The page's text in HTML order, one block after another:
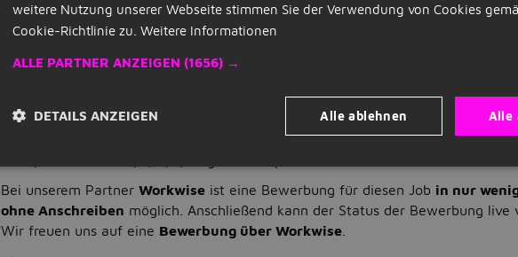
Dauer der Tätigkeit (ca. 20 Std./Woche).
Du bringst eine hohe Schlagzahl und Konstanz mit - Absagen bremsen dich
Du sprichst verhandlungssicher Deutsch.
selbst.
Unser Jobangebot Werkstudent Sales - SDR / Kundenakquise / Beratung /
Bei unserem Partner Workwise ist eine Bewerbung für diesen Job in nur
ohne Anschreiben möglich. Anschließend kann der Status der Bewerbung live
Wir freuen uns auf eine Bewerbung über Workwise
weitere Nutzung unserer Webseite stimmen Sie der Verwendung von Cookies
Cookie-Richtlinie zu. Weitere Informationen
ALLE PARTNER ANZEIGEN (1656) →
Alle
Alle ablehnen
DETAILS ANZEIGEN